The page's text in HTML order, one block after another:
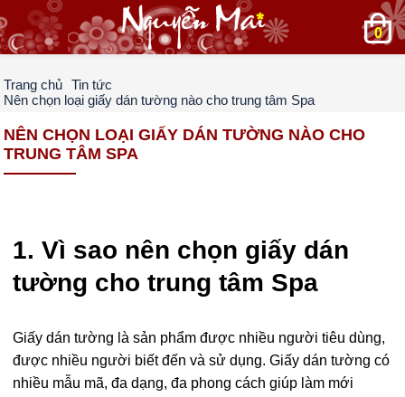
0
Trang chủ
Tin tức
Nên chọn loại giấy dán tường nào cho trung tâm Spa
NÊN CHỌN LOẠI GIẤY DÁN TƯỜNG NÀO CHO
TRUNG TÂM SPA
1. Vì sao nên chọn giấy dán
tường cho trung tâm Spa
Giấy dán tường là sản phẩm được nhiều người tiêu dùng,
được nhiều người biết đến và sử dụng. Giấy dán tường có
nhiều mẫu mã, đa dạng, đa phong cách giúp làm mới